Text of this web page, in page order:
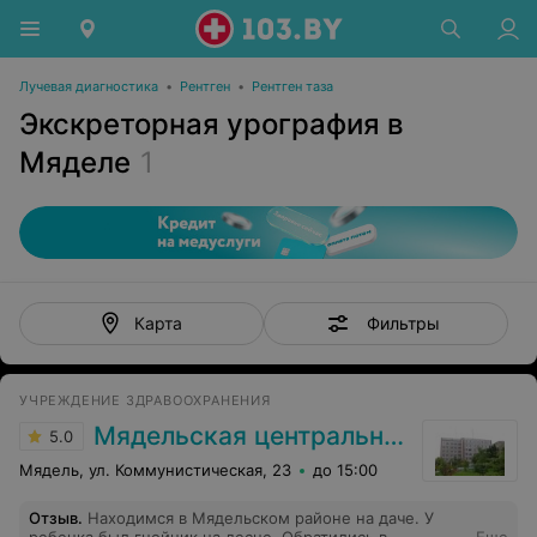
Лучевая диагностика • Рентген • Рентген таза
Экскреторная урография в
Мяделе 1
Карта Фильтры
УЧРЕЖДЕНИЕ ЗДРАВООХРАНЕНИЯ
5.0 Мядельская центральная районная больница
Мядель, ул. Коммунистическая, 23 до 15:00
Отзыв. Находимся в Мядельском районе на даче. У